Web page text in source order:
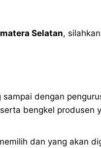
Selatan,
dengan
bengkel produsen
dan yang akan